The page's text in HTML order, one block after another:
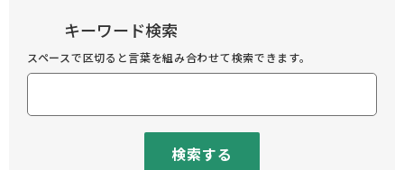
キーワード検索
スペースで区切ると言葉を組み合わせて検索できます。
検索する